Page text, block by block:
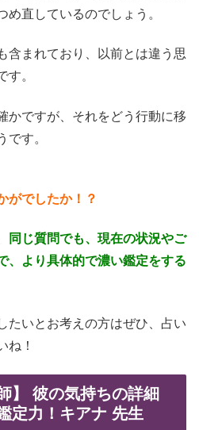
め直しているのでしょう。
含まれており、以前とは違う思
す。
かですが、それをどう行動に移
です。
がでしたか！？
同じ質問でも、現在の状況やご
、より具体的で濃い鑑定をする
たいとお考えの方はぜひ、占い
ね！
】 彼の気持ちの詳細
定力！キアナ 先生